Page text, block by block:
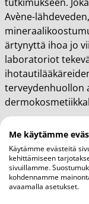
Avène-
ärtynyttä ihoa jo
laboratoriot
terveydenhuollon
Täydellinen
ihonhoitoon
Avènen
kaikkien
Me käytämme
Käytämme evästeitä
kehittämiseen
sivuillamme.
kohdennamme
avaamalla asetukset.